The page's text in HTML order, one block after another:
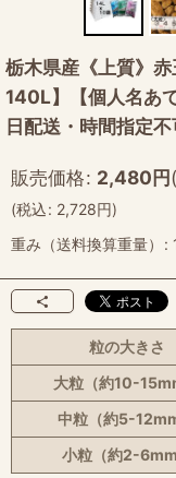
栃木県産《上質》
140L】【個人名あ
日配送・時間指定不
販売価格: 2,480円
(税込: 2,728円)
重み（送料換算重量）
:
粒の大きさ
大粒（約10-
中粒（約5-12mm
小粒（約2-6mm